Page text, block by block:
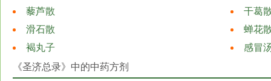
藜芦散
干葛
滑石散
蝉花
褐丸子
感冒
《圣济总录》中的中药方剂